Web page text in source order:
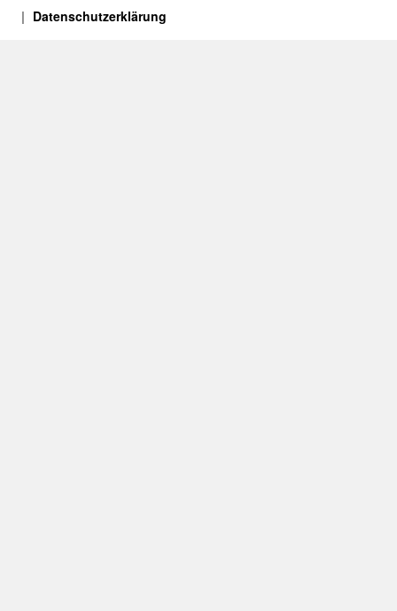
Datenschutzerklärung